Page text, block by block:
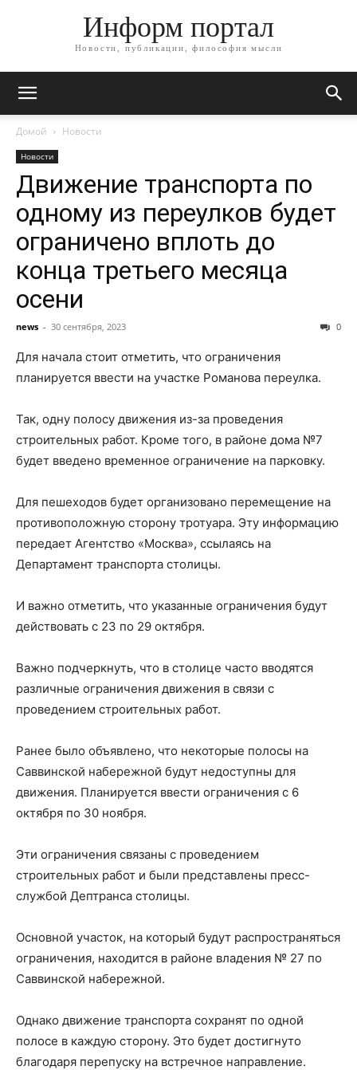
Информ портал
Новости, публикации, философия мысли
Домой Новости
Новости
Движение транспорта по
одному из переулков будет
ограничено вплоть до
конца третьего месяца
осени
news - 30 сентября, 2023 0
Для начала стоит отметить, что ограничения
планируется ввести на участке Романова переулка.
Так, одну полосу движения из-за проведения
строительных работ. Кроме того, в районе дома №7
будет введено временное ограничение на парковку.
Для пешеходов будет организовано перемещение на
противоположную сторону тротуара. Эту информацию
передает Агентство «Москва», ссылаясь на
Департамент транспорта столицы.
И важно отметить, что указанные ограничения будут
действовать с 23 по 29 октября.
Важно подчеркнуть, что в столице часто вводятся
различные ограничения движения в связи с
проведением строительных работ.
Ранее было объявлено, что некоторые полосы на
Саввинской набережной будут недоступны для
движения. Планируется ввести ограничения с 6
октября по 30 ноября.
Эти ограничения связаны с проведением
строительных работ и были представлены пресс-
службой Дептранса столицы.
Основной участок, на который будут распространяться
ограничения, находится в районе владения № 27 по
Саввинской набережной.
Однако движение транспорта сохранят по одной
полосе в каждую сторону. Это будет достигнуто
благодаря перепуску на встречное направление.